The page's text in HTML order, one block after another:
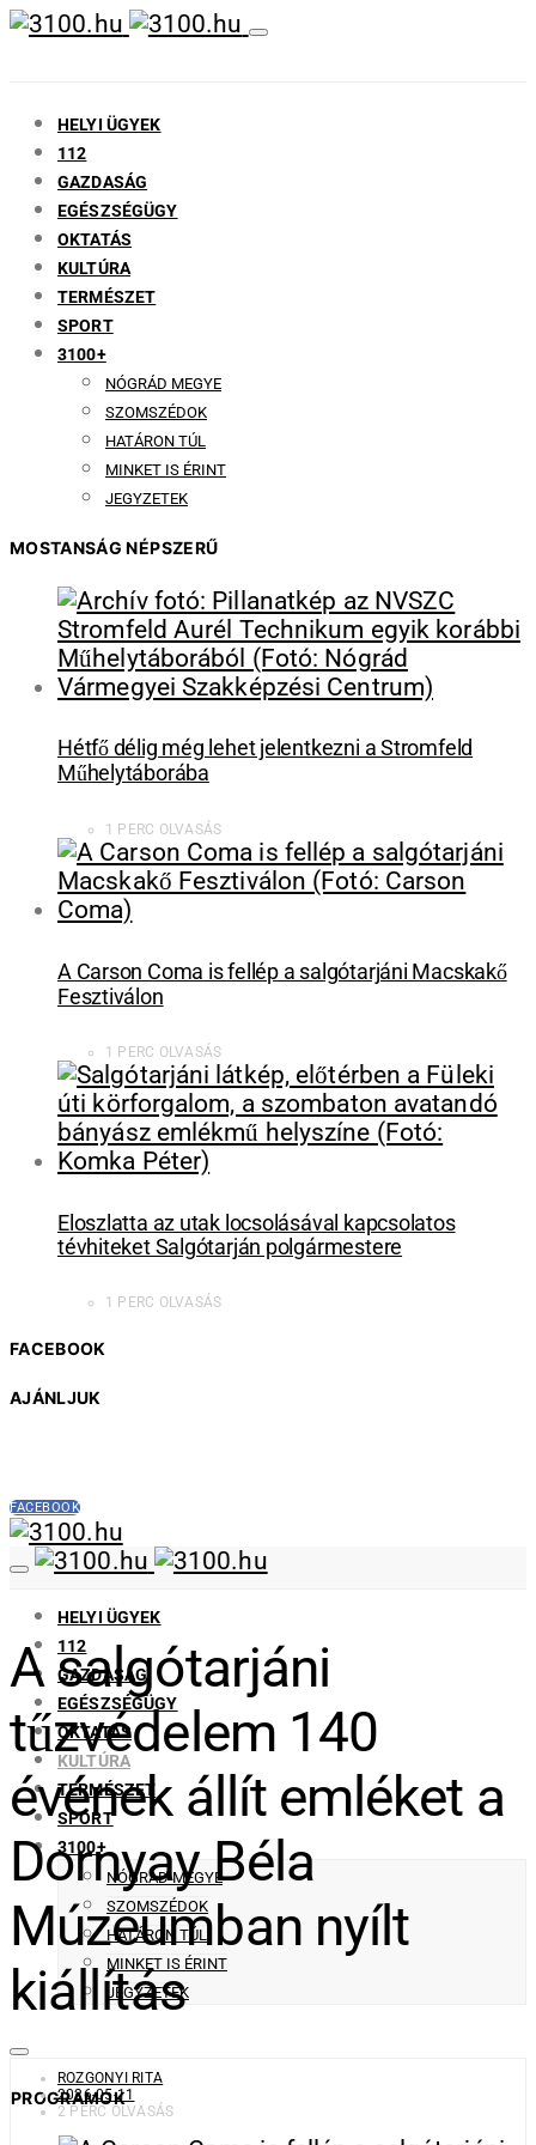
HELYI ÜGYEK
112
GAZDASÁG
EGÉSZSÉGÜGY
OKTATÁS
KULTÚRA
TERMÉSZET
SPORT
3100+
NÓGRÁD MEGYE
SZOMSZÉDOK
HATÁRON TÚL
MINKET IS ÉRINT
JEGYZETEK
MOSTANSÁG NÉPSZERŰ
Hétfő délig még lehet jelentkezni a Stromfeld
Műhelytáborába
1 PERC OLVASÁS
A Carson Coma is fellép a salgótarjáni Macskakő
Fesztiválon
1 PERC OLVASÁS
Eloszlatta az utak locsolásával kapcsolatos
tévhiteket Salgótarján polgármestere
1 PERC OLVASÁS
FACEBOOK
AJÁNLJUK
FACEBOOK
HELYI ÜGYEK
112
GAZDASÁG
EGÉSZSÉGÜGY
OKTATÁS
KULTÚRA
TERMÉSZET
SPORT
3100+
NÓGRÁD MEGYE
SZOMSZÉDOK
HATÁRON TÚL
MINKET IS ÉRINT
JEGYZETEK
PROGRAMOK
A salgótarjáni
tűzvédelem 140
évének állít emléket a
Dornyay Béla
Múzeumban nyílt
kiállítás
ROZGONYI RITA
2026-05-11
2 PERC OLVASÁS